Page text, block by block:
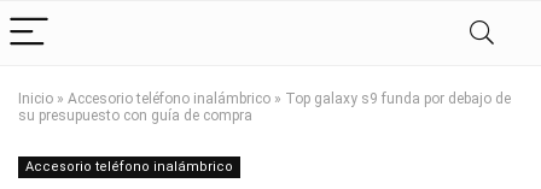
Inicio » Accesorio teléfono inalámbrico » Top galaxy s9 funda por debajo de
su presupuesto con guía de compra
Accesorio teléfono inalámbrico